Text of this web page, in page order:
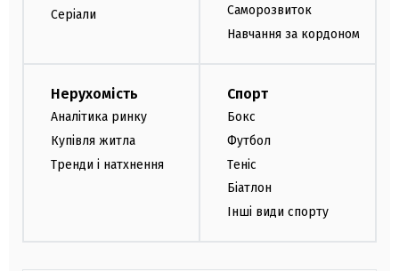
Серіали
Саморозвиток
Навчання за кордоном
Нерухомість
Аналітика ринку
Купівля житла
Тренди і натхнення
Спорт
Бокс
Футбол
Теніс
Біатлон
Інші види спорту